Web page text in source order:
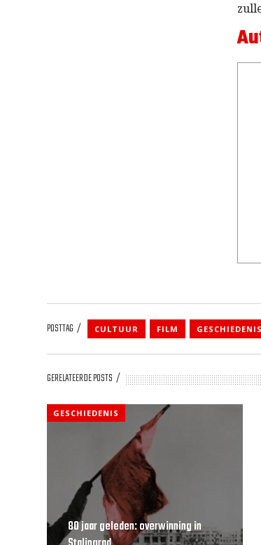
POSTTAG CULTUUR FILM GESCHIEDENIS
GERELATEERDE POSTS
GESCHIEDENIS
80 jaar geleden: overwinning in